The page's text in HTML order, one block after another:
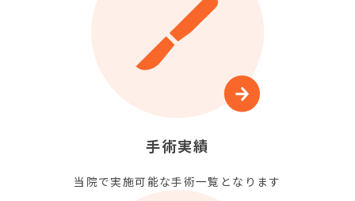
手術実績
当院で実施可能な手術一覧となります